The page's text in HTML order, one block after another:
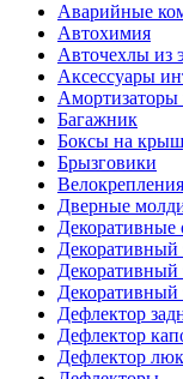
Аварийные
Автохимия
Авточехлы из
Аксессуары
Амортизаторы
Багажник
Боксы на
Брызговики
Велокрепления
Дверные
Декоративные
Декоративный
Декоративный
Декоративный
Дефлектор
Дефлектор
Дефлектор